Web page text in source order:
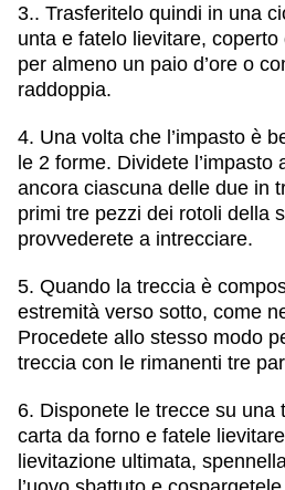
3.. Trasferitelo quindi in una
unta e fatelo lievitare,
per almeno un paio d’ore o
raddoppia.
4. Una volta che l’impasto è
le 2 forme. Dividete l’impasto
ancora ciascuna delle due in
primi tre pezzi dei rotoli della
provvederete a intrecciare.
5. Quando la treccia è
estremità verso sotto, come
Procedete allo stesso modo
treccia con le rimanenti tre
6. Disponete le trecce su una
carta da forno e fatele
lievitazione ultimata,